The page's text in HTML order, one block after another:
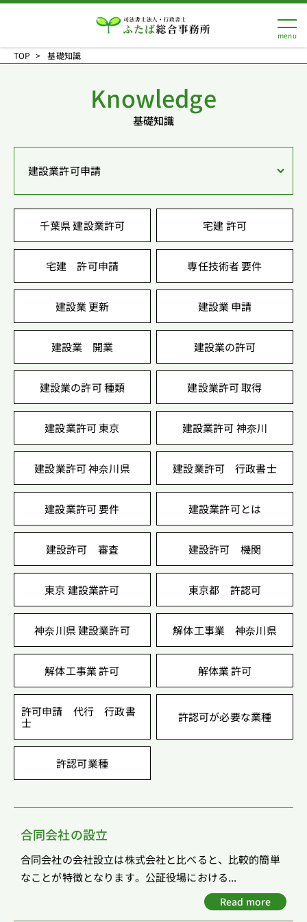
TOP 基礎知識
Knowledge
基礎知識
建設業許可申請
千葉県 建設業許可 宅建 許可
宅建 許可申請 専任技術者 要件
建設業 更新 建設業 申請
建設業 開業 建設業の許可
建設業の許可 種類 建設業許可 取得
建設業許可 東京 建設業許可 神奈川
建設業許可 神奈川県 建設業許可 行政書士
建設業許可 要件 建設業許可とは
建設許可 審査 建設許可 機関
東京 建設業許可 東京都 許認可
神奈川県 建設業許可 解体工事業 神奈川県
解体工事業 許可 解体業 許可
許可申請 代行 行政書
士
許認可が必要な業種
許認可業種
合同会社の設立
合同会社の会社設立は株式会社と比べると、比較的簡単
なことが特徴となります。公証役場における...
Read more